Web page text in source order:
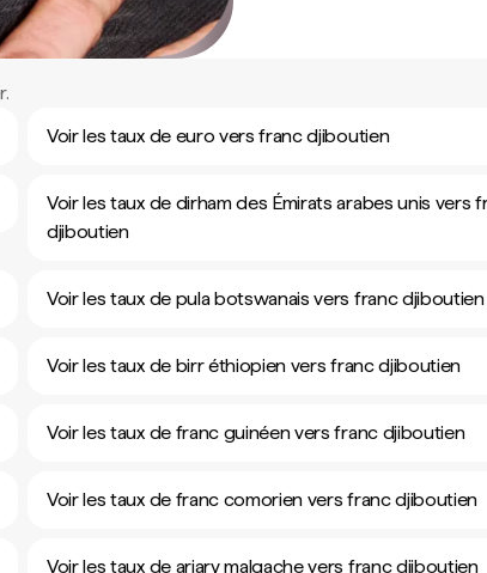
Voir les taux de euro vers franc djiboutien
Voir les taux de dirham des Émirats arabes unis vers
djiboutien
Voir les taux de pula botswanais vers franc djiboutien
Voir les taux de birr éthiopien vers franc djiboutien
Voir les taux de franc guinéen vers franc djiboutien
Voir les taux de franc comorien vers franc djiboutien
Voir les taux de ariary malgache vers franc djiboutien